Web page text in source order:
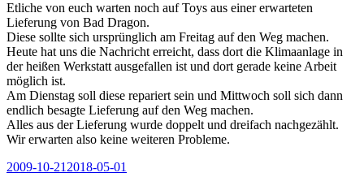
Etliche von euch warten noch auf Toys aus einer erwarteten
Lieferung von Bad Dragon.
Diese sollte sich ursprünglich am Freitag auf den Weg machen.
Heute hat uns die Nachricht erreicht, dass dort die Klimaanlage in
der heißen Werkstatt ausgefallen ist und dort gerade keine Arbeit
möglich ist.
Am Dienstag soll diese repariert sein und Mittwoch soll sich dann
endlich besagte Lieferung auf den Weg machen.
Alles aus der Lieferung wurde doppelt und dreifach nachgezählt.
Wir erwarten also keine weiteren Probleme.
Veröffentlicht
2009-10-21 2018-05-01